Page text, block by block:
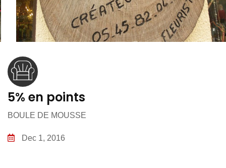
5% en points
BOULE DE MOUSSE
Dec 1, 2016